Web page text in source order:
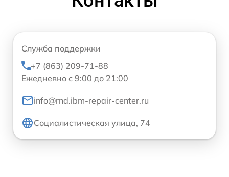
Служба поддержки
+7 (863) 209-71-88
Ежедневно с 9:00 до 21:00
info@rnd.ibm-repair-center.ru
Социалистическая улица, 74